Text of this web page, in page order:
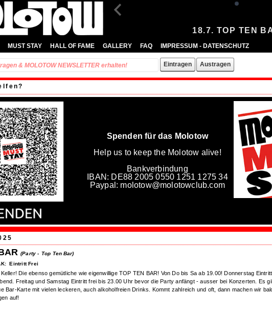
MUST STAY HALL OF FAME GALLERY FAQ IMPRESSUM - DATENSCHUTZ
Spenden für das Molotow
Help us to keep the Molotow alive!
Bankverbindung
IBAN: DE88 2005 0550 1251 1275 34
Paypal: molotow@molotowclub.com
(Party - Top Ten Bar)
Eintritt Frei
Die ebenso gemütliche wie eigenwillige TOP TEN BAR! Von Do bis Sa ab 19.00! Donnerstag Eintritt
Freitag und Samstag Eintritt frei bis 23.00 Uhr bevor die Party anfängt - ausser bei Konzerten. Es
Bar-Karte mit vielen leckeren, auch alkoholfreien Drinks. Kommt zahlreich und oft, dann machen wir
auf!
18.7. TOP TEN